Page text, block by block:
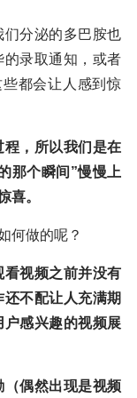
们分泌的多巴胺也
录取通知，或者
都会让人感到惊
，所以我们是在
那个瞬间”慢慢上
喜。
何做的呢？
视频之前并没有
不配让人充满期
感兴趣的视频展
偶然出现是视频